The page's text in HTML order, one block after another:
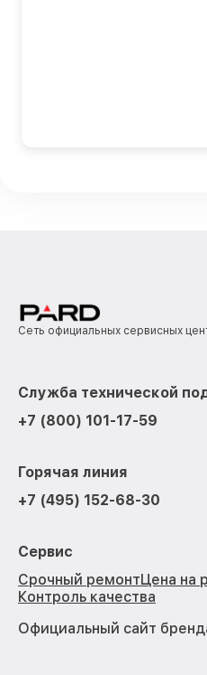
Сеть официальных сервисных
Служба технической
+7 (800) 101-17-59
Горячая линия
+7 (495) 152-68-30
Сервис
Срочный ремонтЦена на
Контроль качества
Официальный сайт